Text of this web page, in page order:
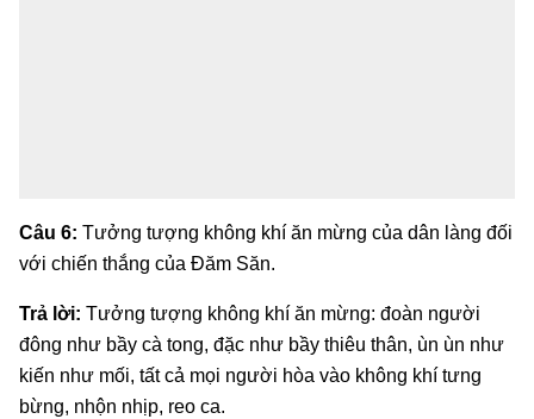
Câu 6: Tưởng tượng không khí ăn mừng của dân làng đối
với chiến thắng của Đăm Săn.
Trả lời: Tưởng tượng không khí ăn mừng: đoàn người
đông như bầy cà tong, đặc như bầy thiêu thân, ùn ùn như
kiến như mối, tất cả mọi người hòa vào không khí tưng
bừng, nhộn nhịp, reo ca.